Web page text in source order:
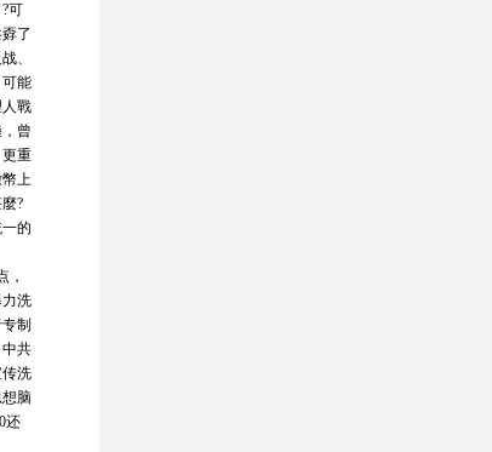
可
了
、
可能
人戰
曾
更重
幣上
?
的
，
力洗
制
中共
传洗
脑
还